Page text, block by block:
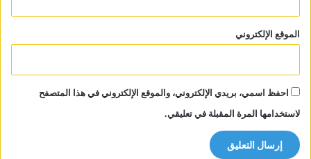
الموقع الإلكتروني
احفظ اسمي، بريدي الإلكتروني، والموقع الإلكتروني في هذا المتصفح
لاستخدامها المرة المقبلة في تعليقي.